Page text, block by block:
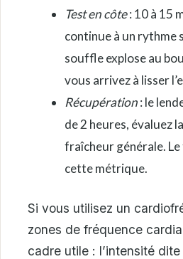
Test en côte: 10 à 15
continue à un rythme
souffle explose au
vous arrivez à lisser
Récupération: le
de 2 heures, évaluez
fraîcheur générale. Le
cette métrique.
Si vous utilisez un
zones de fréquence
cadre utile : l’intensité dite